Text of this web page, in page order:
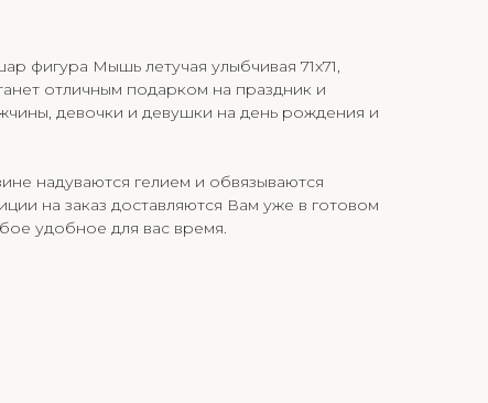
фигура Мышь летучая улыбчивая 71х71,
отличным подарком на праздник и
девочки и девушки на день рождения и
надуваются гелием и обвязываются
на заказ доставляются Вам уже в готовом
удобное для вас время.